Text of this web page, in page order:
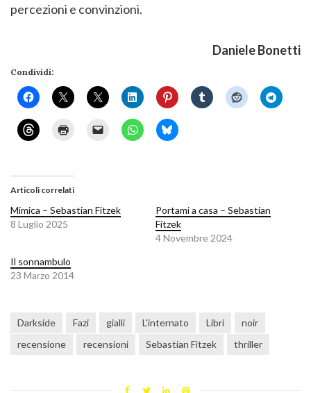
percezioni e convinzioni.
Daniele Bonetti
Condividi:
Articoli correlati
Mimica – Sebastian Fitzek
8 Luglio 2025
Portami a casa – Sebastian
Fitzek
4 Novembre 2024
Il sonnambulo
23 Marzo 2014
Darkside Fazi gialli L'internato Libri
noir
recensione
recensioni Sebastian Fitzek thriller